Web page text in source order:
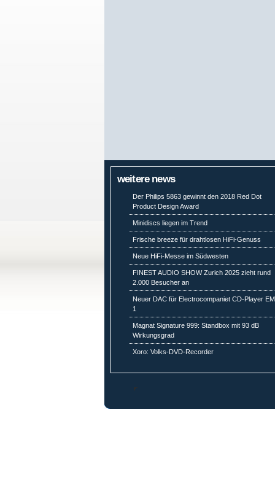
weitere news
Der Philips 5863 gewinnt den 2018 Red Dot
Product Design Award
Minidiscs liegen im Trend
Frische breeze für drahtlosen HiFi-Genuss
Neue HiFi-Messe im Südwesten
FINEST AUDIO SHOW Zurich 2025 zieht rund
2.000 Besucher an
Neuer DAC für Electrocompaniet CD-Player
1
Magnat Signature 999: Standbox mit 93 dB
Wirkungsgrad
Xoro: Volks-DVD-Recorder